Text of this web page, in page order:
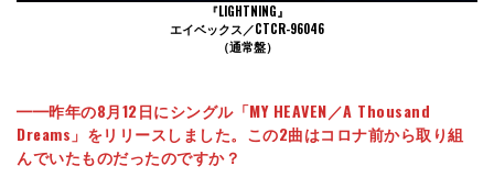
『LIGHTNING』
エイベックス／CTCR-96046
（通常盤）
━━昨年の8月12日にシングル「MY HEAVEN／A Thousand
Dreams」をリリースしました。この2曲はコロナ前から取り組
んでいたものだったのですか？